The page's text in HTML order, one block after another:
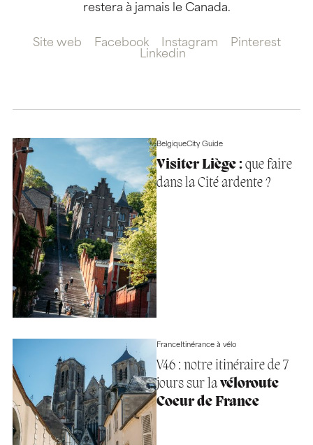
restera à jamais le Canada.
Site web Facebook Instagram
Pinterest
Linkedin
BelgiqueCity Guide
Visiter Liège :que faire
dans la Cité ardente ?
FranceItinérance à vélo
V46 : notre itinéraire de 7
jours sur lavéloroute
Coeur de France